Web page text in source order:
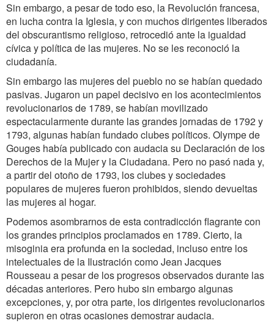
Sin embargo, a pesar de todo eso, la Revolución francesa,
en lucha contra la Iglesia, y con muchos dirigentes liberados
del obscurantismo religioso, retrocedió ante la igualdad
cívica y política de las mujeres. No se les reconoció la
ciudadanía.
Sin embargo las mujeres del pueblo no se habían quedado
pasivas. Jugaron un papel decisivo en los acontecimientos
revolucionarios de 1789, se habían movilizado
espectacularmente durante las grandes jornadas de 1792 y
1793, algunas habían fundado clubes políticos. Olympe de
Gouges había publicado con audacia su Declaración de los
Derechos de la Mujer y la Ciudadana. Pero no pasó nada y,
a partir del otoño de 1793, los clubes y sociedades
populares de mujeres fueron prohibidos, siendo devueltas
las mujeres al hogar.
Podemos asombrarnos de esta contradicción flagrante con
los grandes principios proclamados en 1789. Cierto, la
misoginia era profunda en la sociedad, incluso entre los
intelectuales de la Ilustración como Jean Jacques
Rousseau a pesar de los progresos observados durante las
décadas anteriores. Pero hubo sin embargo algunas
excepciones, y, por otra parte, los dirigentes revolucionarios
supieron en otras ocasiones demostrar audacia.